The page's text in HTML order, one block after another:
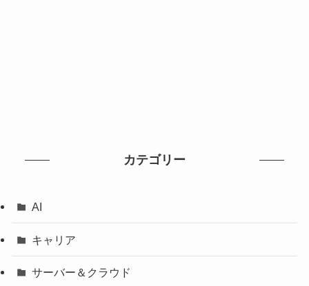
カテゴリー
AI
キャリア
サーバー＆クラウド